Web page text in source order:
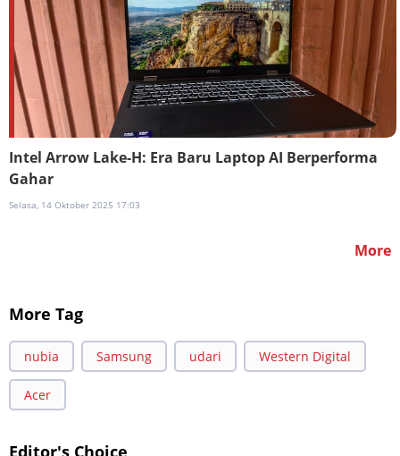
Intel Arrow Lake-H: Era Baru Laptop AI Berperforma
Gahar
Selasa, 14 Oktober 2025 17:03
More
More Tag
nubia Samsung udari Western Digital
Acer
Editor's Choice